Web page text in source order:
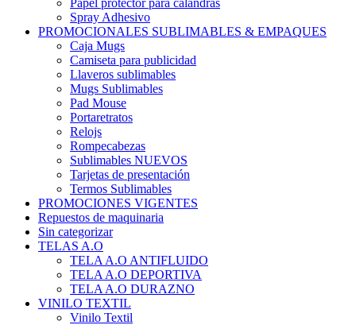
Papel protector para calandras
Spray Adhesivo
PROMOCIONALES SUBLIMABLES & EMPAQUES
Caja Mugs
Camiseta para publicidad
Llaveros sublimables
Mugs Sublimables
Pad Mouse
Portaretratos
Relojs
Rompecabezas
Sublimables NUEVOS
Tarjetas de presentación
Termos Sublimables
PROMOCIONES VIGENTES
Repuestos de maquinaria
Sin categorizar
TELAS A.O
TELA A.O ANTIFLUIDO
TELA A.O DEPORTIVA
TELA A.O DURAZNO
VINILO TEXTIL
Vinilo Textil